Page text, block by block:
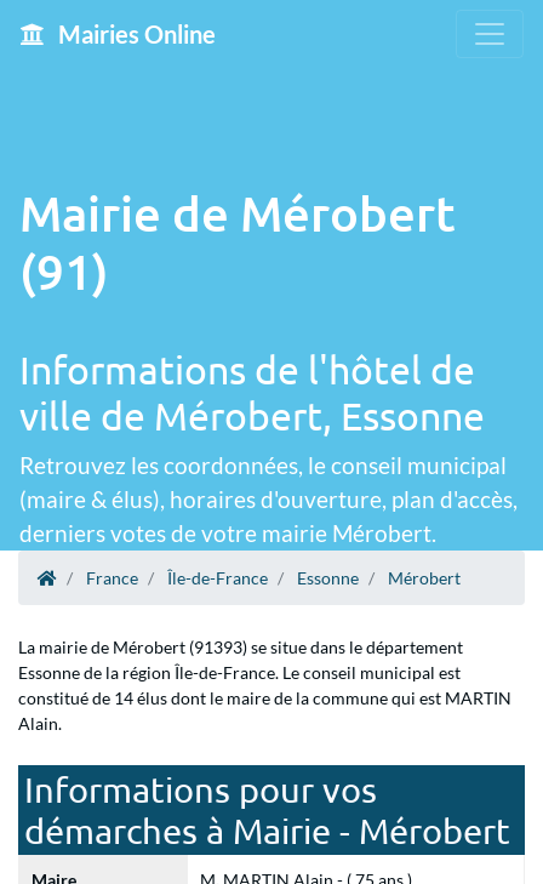
Mairies Online
Mairie de Mérobert
(91)
Informations de l'hôtel de
ville de Mérobert, Essonne
Retrouvez les coordonnées, le conseil municipal
(maire & élus), horaires d'ouverture, plan d'accès,
derniers votes de votre mairie Mérobert.
France Île-de-France Essonne Mérobert
La mairie de Mérobert (91393) se situe dans le département
Essonne de la région Île-de-France. Le conseil municipal est
constitué de 14 élus dont le maire de la commune qui est MARTIN
Alain.
Informations pour vos
démarches à Mairie - Mérobert
Maire M. MARTIN Alain - ( 75 ans )